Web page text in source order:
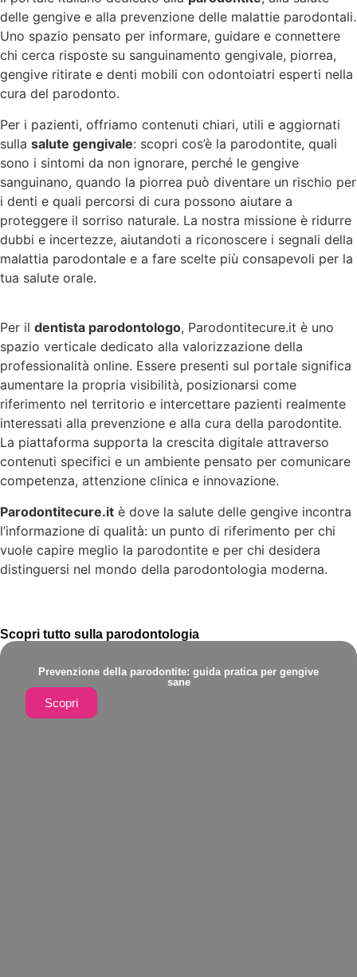
delle gengive e alla prevenzione delle malattie parodontali.
Uno spazio pensato per informare, guidare e connettere
chi cerca risposte su sanguinamento gengivale, piorrea,
gengive ritirate e denti mobili con odontoiatri esperti nella
cura del parodonto.
Per i pazienti, offriamo contenuti chiari, utili e aggiornati
sulla salute gengivale: scopri cos’è la parodontite, quali
sono i sintomi da non ignorare, perché le gengive
sanguinano, quando la piorrea può diventare un rischio per
i denti e quali percorsi di cura possono aiutare a
proteggere il sorriso naturale. La nostra missione è ridurre
dubbi e incertezze, aiutandoti a riconoscere i segnali della
malattia parodontale e a fare scelte più consapevoli per la
tua salute orale.
Per il dentista parodontologo, Parodontitecure.it è uno
spazio verticale dedicato alla valorizzazione della
professionalità online. Essere presenti sul portale significa
aumentare la propria visibilità, posizionarsi come
riferimento nel territorio e intercettare pazienti realmente
interessati alla prevenzione e alla cura della parodontite.
La piattaforma supporta la crescita digitale attraverso
contenuti specifici e un ambiente pensato per comunicare
competenza, attenzione clinica e innovazione.
Parodontitecure.it è dove la salute delle gengive incontra
l’informazione di qualità: un punto di riferimento per chi
vuole capire meglio la parodontite e per chi desidera
distinguersi nel mondo della parodontologia moderna.
Scopri tutto sulla parodontologia
Prevenzione della parodontite: guida pratica per gengive
sane
Scopri